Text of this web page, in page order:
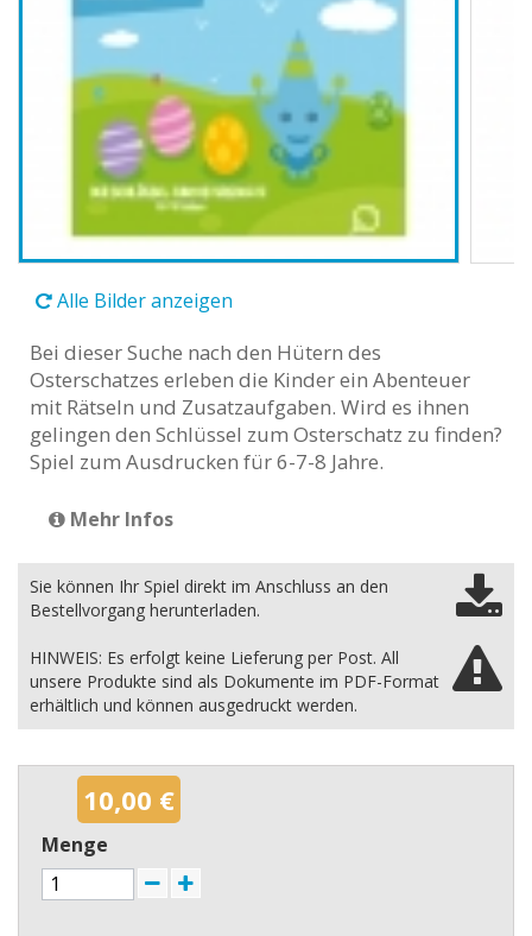
Alle Bilder anzeigen
Bei dieser Suche nach den Hütern des
Osterschatzes erleben die Kinder ein Abenteuer
mit Rätseln und Zusatzaufgaben. Wird es ihnen
gelingen den Schlüssel zum Osterschatz zu finden?
Spiel zum Ausdrucken für 6-7-8 Jahre.
Mehr Infos
Sie können Ihr Spiel direkt im Anschluss an den
Bestellvorgang herunterladen.
HINWEIS: Es erfolgt keine Lieferung per Post. All
unsere Produkte sind als Dokumente im PDF-Format
erhältlich und können ausgedruckt werden.
10,00 €
Menge